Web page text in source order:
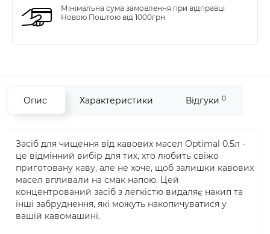
Мінімальна сума замовлення при відправці
Новою Поштою від 1000грн
Опис Характеристики Відгуки 0
Засіб для чищення від кавових масел Optimal 0.5л -
це відмінний вибір для тих, хто любить свіжо
приготовану каву, але не хоче, щоб залишки кавових
масел впливали на смак напою. Цей
концентрований засіб з легкістю видаляє накип та
інші забруднення, які можуть накопичуватися у
вашій кавомашині.